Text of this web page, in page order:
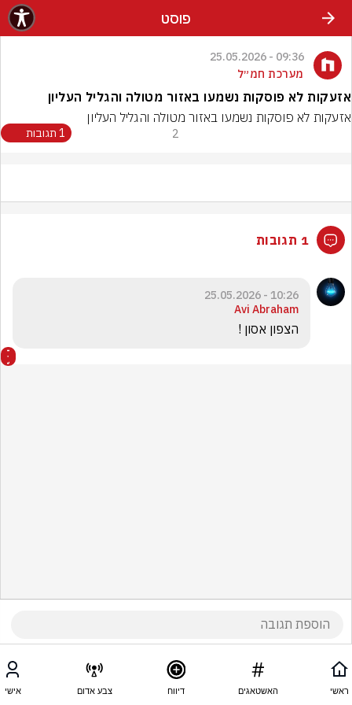
פוסט
09:36 - 25.05.2026
מערכת חמ״ל
אזעקות לא פוסקות נשמעו באזור מטולה והגליל העליון
אזעקות לא פוסקות נשמעו באזור מטולה והגליל העליון
2 1 תגובות
1 תגובות
10:26 - 25.05.2026
Avi Abraham
הצפון אסון !
ראשי האשטאגים דיווח צבע אדום אישי